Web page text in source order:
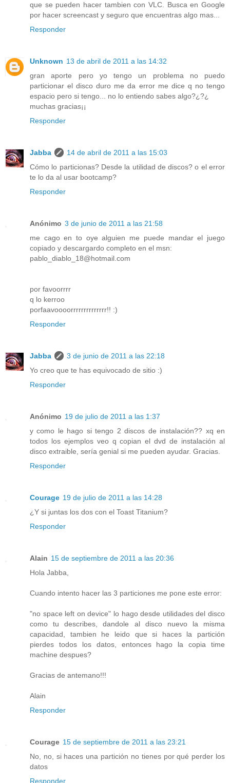
que se pueden hacer tambien con VLC. Busca en Google
por hacer screencast y seguro que encuentras algo mas...
Responder
Unknown 13 de abril de 2011 a las 14:32
gran aporte pero yo tengo un problema no puedo
particionar el disco duro me da error me dice q no tengo
espacio pero si tengo... no lo entiendo sabes algo?¿?¿
muchas gracias¡¡
Responder
Jabba
14 de abril de 2011 a las 15:03
Cómo lo particionas? Desde la utilidad de discos? o el error
te lo da al usar bootcamp?
Responder
Anónimo 3 de junio de 2011 a las 21:58
me cago en to oye alguien me puede mandar el juego
copiado y descargardo completo en el msn:
pablo_diablo_18@hotmail.com
por favoorrrr
q lo kerroo
porfaavoooorrrrrrrrrrrrrr!! :)
Responder
Jabba
3 de junio de 2011 a las 22:18
Yo creo que te has equivocado de sitio :)
Responder
Anónimo 19 de julio de 2011 a las 1:37
y como le hago si tengo 2 discos de instalación?? xq en
todos los ejemplos veo q copian el dvd de instalación al
disco extraible, sería genial si me pueden ayudar. Gracias.
Responder
Courage 19 de julio de 2011 a las 14:28
¿Y si juntas los dos con el Toast Titanium?
Responder
Alain 15 de septiembre de 2011 a las 20:36
Hola Jabba,
Cuando intento hacer las 3 particiones me pone este error:
"no space left on device" lo hago desde utilidades del disco
como tu describes, dandole al disco nuevo la misma
capacidad, tambien he leido que si haces la partición
pierdes todos los datos, entonces hago la copia time
machine despues?
Gracias de antemano!!!
Alain
Responder
Courage 15 de septiembre de 2011 a las 23:21
No, no, si haces una partición no tienes por qué perder los
datos
Responder